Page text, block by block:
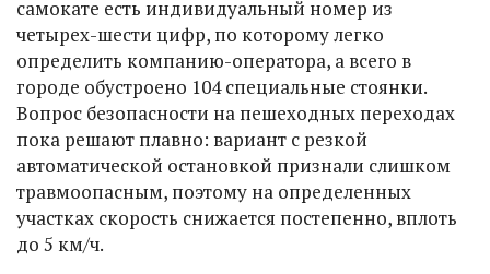
самокате есть индивидуальный номер из
четырех-шести цифр, по которому легко
определить компанию-оператора, а всего в
городе обустроено 104 специальные стоянки.
Вопрос безопасности на пешеходных переходах
пока решают плавно: вариант с резкой
автоматической остановкой признали слишком
травмоопасным, поэтому на определенных
участках скорость снижается постепенно, вплоть
до 5 км/ч.